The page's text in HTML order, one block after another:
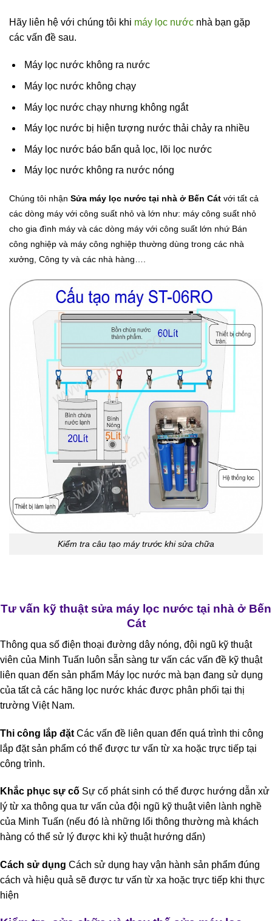
Hãy liên hệ với chúng tôi khi máy lọc nước nhà bạn gặp
các vấn đề sau.
Máy lọc nước không ra nước
Máy lọc nước không chạy
Máy lọc nước chạy nhưng không ngắt
Máy lọc nước bị hiện tượng nước thải chảy ra nhiều
Máy lọc nước báo bẩn quả lọc, lõi lọc nước
Máy lọc nước không ra nước nóng
Chúng tôi nhận Sửa máy lọc nước tại nhà ở Bến Cát với tất cả
các dòng máy với công suất nhỏ và lớn như: máy công suất nhỏ
cho gia đình máy và các dòng máy với công suất lớn nhứ Bán
công nghiệp và máy công nghiệp thường dùng trong các nhà
xưởng, Công ty và các nhà hàng….
Kiểm tra câu tạo máy trước khi sửa chữa
Tư vấn kỹ thuật sửa máy lọc nước tại nhà ở Bến
Cát
Thông qua số điện thoại đường dây nóng, đội ngũ kỹ thuật
viên của Minh Tuấn luôn sẵn sàng tư vấn các vấn đề kỹ thuật
liên quan đến sản phẩm Máy lọc nước mà bạn đang sử dụng
của tất cả các hãng lọc nước khác được phân phối tại thị
trường Việt Nam.
Thi công lắp đặt Các vấn đề liên quan đến quá trình thi công
lắp đặt sản phẩm có thể được tư vấn từ xa hoặc trực tiếp tại
công trình.
Khắc phục sự cố Sự cố phát sinh có thể được hướng dẫn xử
lý từ xa thông qua tư vấn của đội ngũ kỹ thuật viên lành nghề
của Minh Tuấn (nếu đó là những lổi thông thường mà khách
hàng có thể sử lý được khi kỷ thuật hướng dẩn)
Cách sử dụng Cách sử dụng hay vận hành sản phẩm đúng
cách và hiệu quả sẽ được tư vấn từ xa hoặc trực tiếp khi thực
hiện